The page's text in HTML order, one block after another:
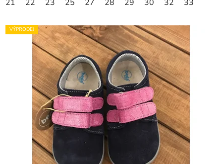
21 22 23 25 27 28 29 30 32 33
VÝPRODEJ